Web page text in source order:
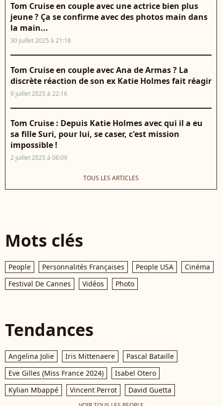
Tom Cruise en couple avec une actrice bien plus
jeune ? Ça se confirme avec des photos main dans
la main...
30 juillet 2025 à 21:18
Tom Cruise en couple avec Ana de Armas ? La
discrète réaction de son ex Katie Holmes fait réagir
9 juillet 2025 à 22:16
Tom Cruise : Depuis Katie Holmes avec qui il a eu
sa fille Suri, pour lui, se caser, c'est mission
impossible !
2 juillet 2025 à 06:09
TOUS LES ARTICLES
Mots clés
People Personnalités Françaises People USA
Cinéma
Festival De Cannes
Vidéos Photo
Tendances
Angelina Jolie Iris Mittenaere
Pascal Bataille
Eve Gilles (Miss France 2024)
Isabel Otero
Kylian Mbappé
Vincent Perrot David Guetta